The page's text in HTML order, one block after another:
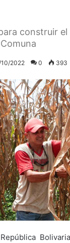
construir el
2022 0 393